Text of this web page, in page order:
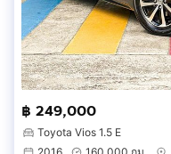
฿ 249,000
Toyota Vios 1.5 E